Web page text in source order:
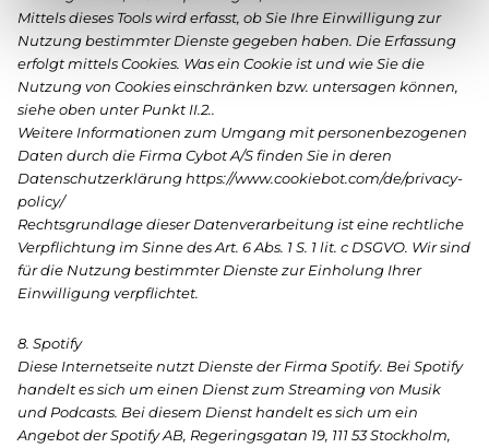
Mittels dieses Tools wird erfasst, ob Sie Ihre Einwilligung zur
Nutzung bestimmter Dienste gegeben haben. Die Erfassung
erfolgt mittels Cookies. Was ein Cookie ist und wie Sie die
Nutzung von Cookies einschränken bzw. untersagen können,
siehe oben unter Punkt II.2..
Weitere Informationen zum Umgang mit personenbezogenen
Daten durch die Firma Cybot A/S finden Sie in deren
Datenschutzerklärung https://www.cookiebot.com/de/privacy-
policy/
Rechtsgrundlage dieser Datenverarbeitung ist eine rechtliche
Verpflichtung im Sinne des Art. 6 Abs. 1 S. 1 lit. c DSGVO. Wir sind
für die Nutzung bestimmter Dienste zur Einholung Ihrer
Einwilligung verpflichtet.
8. Spotify
Diese Internetseite nutzt Dienste der Firma Spotify. Bei Spotify
handelt es sich um einen Dienst zum Streaming von Musik
und Podcasts. Bei diesem Dienst handelt es sich um ein
Angebot der Spotify AB, Regeringsgatan 19, 111 53 Stockholm,